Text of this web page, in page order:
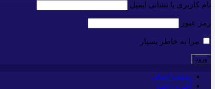
نام کاربری یا نشانی ایمیل
رمز عبور
مرا به خاطر بسپار
صفحه اصلی
آخرین اخبار